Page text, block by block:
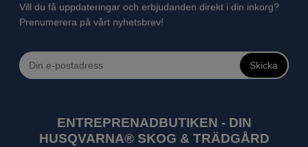
Vill du få uppdateringar och erbjudanden direkt i din inkorg?
Prenumerera på vårt nyhetsbrev!
Skicka
ENTREPRENADBUTIKEN - DIN
HUSQVARNA® SKOG & TRÄDGÅRD